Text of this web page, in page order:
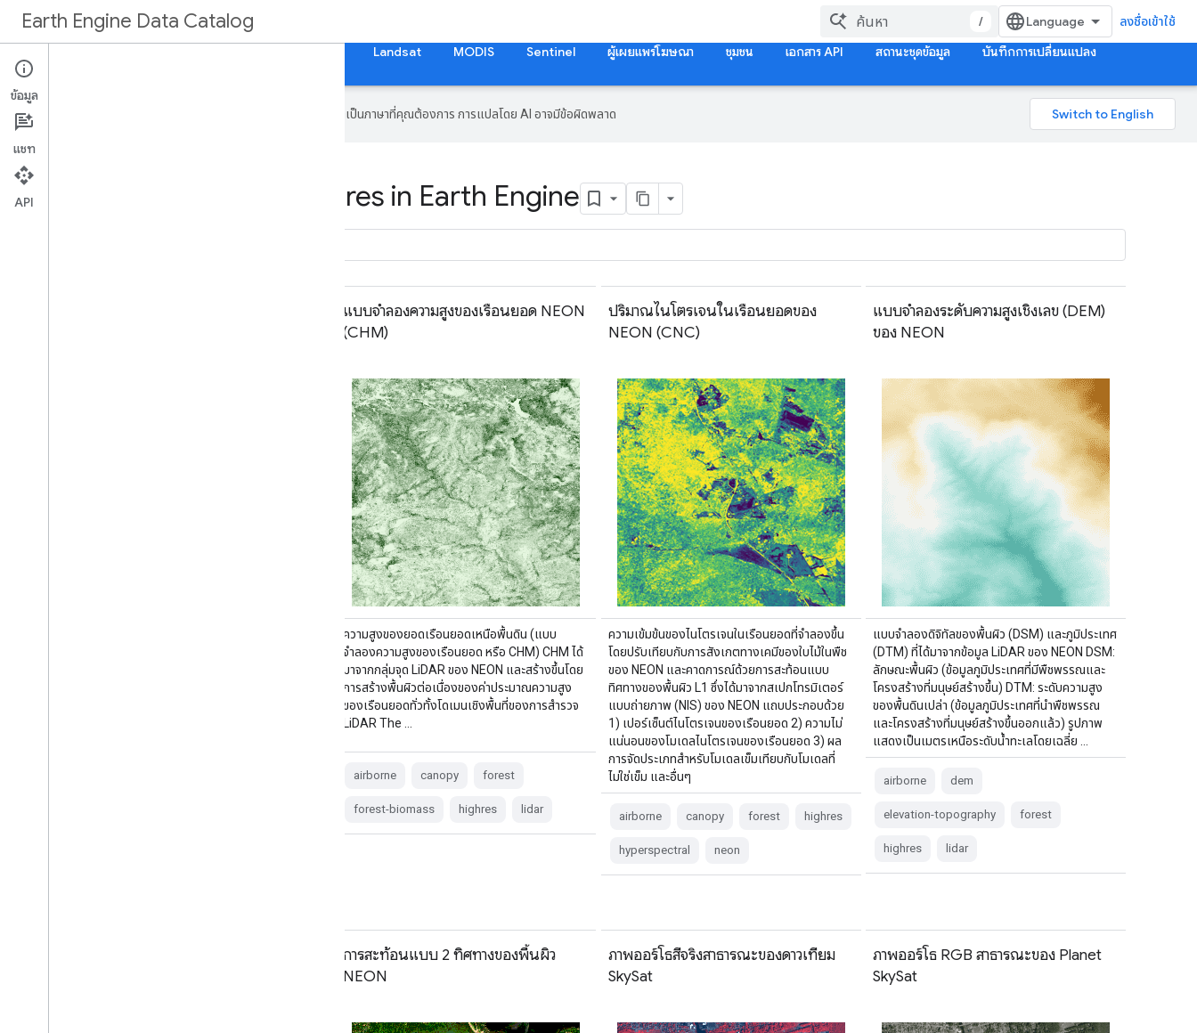
Earth Engine Data Catalog / ลงชื่อเข้าใช้
Landsat MODIS Sentinel ผู้เผยแพร่โฆษณา ชุมชน เอกสาร API สถานะชุดข้อมูล บันทึกการเปลี่ยนแปลง
Google ใช้เทคโนโลยี AI เพื่อแปลเนื้อหาเป็นภาษาที่คุณต้องการ การแปลโดย AI อาจมีข้อผิดพลาด
Datasets tagged highres in Earth Engine
แบบจำลองความสูงของเรือนยอด NEON
(CHM)
ความสูงของยอดเรือนยอดเหนือพื้นดิน (แบบ
จำลองความสูงของเรือนยอด หรือ CHM) CHM ได้
มาจากกลุ่มจุด LiDAR ของ NEON และสร้างขึ้นโดย
การสร้างพื้นผิวต่อเนื่องของค่าประมาณความสูง
ของเรือนยอดทั่วทั้งโดเมนเชิงพื้นที่ของการสำรวจ
LiDAR The …
airborne canopy forest
forest-biomass highres lidar
ปริมาณไนโตรเจนในเรือนยอดของ
NEON (CNC)
ความเข้มข้นของไนโตรเจนในเรือนยอดที่จำลองขึ้น
โดยปรับเทียบกับการสังเกตทางเคมีของใบไม้ในพืช
ของ NEON และคาดการณ์ด้วยการสะท้อนแบบ
ทิศทางของพื้นผิว L1 ซึ่งได้มาจากสเปกโทรมิเตอร์
แบบถ่ายภาพ (NIS) ของ NEON แถบประกอบด้วย
1) เปอร์เซ็นต์ไนโตรเจนของเรือนยอด 2) ความไม่
แน่นอนของโมเดลไนโตรเจนของเรือนยอด 3) ผล
การจัดประเภทสำหรับโมเดลเข็มเทียบกับโมเดลที่
ไม่ใช่เข็ม และอื่นๆ
airborne canopy forest highres
hyperspectral neon
แบบจำลองระดับความสูงเชิงเลข (DEM)
ของ NEON
แบบจำลองดิจิทัลของพื้นผิว (DSM) และภูมิประเทศ
(DTM) ที่ได้มาจากข้อมูล LiDAR ของ NEON DSM:
ลักษณะพื้นผิว (ข้อมูลภูมิประเทศที่มีพืชพรรณและ
โครงสร้างที่มนุษย์สร้างขึ้น) DTM: ระดับความสูง
ของพื้นดินเปล่า (ข้อมูลภูมิประเทศที่นำพืชพรรณ
และโครงสร้างที่มนุษย์สร้างขึ้นออกแล้ว) รูปภาพ
แสดงเป็นเมตรเหนือระดับน้ำทะเลโดยเฉลี่ย …
airborne dem
elevation-topography forest
highres lidar
การสะท้อนแบบ 2 ทิศทางของพื้นผิว
NEON
ภาพออร์โธสีจริงสาธารณะของดาวเทียม
SkySat
ภาพออร์โธ RGB สาธารณะของ Planet
SkySat
ข้อมูล
แชท
API